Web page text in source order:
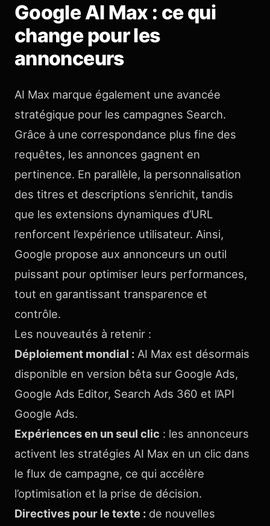
Google AI Max : ce qui
change pour les
annonceurs
AI Max marque également une avancée
stratégique pour les campagnes Search.
Grâce à une correspondance plus fine des
requêtes, les annonces gagnent en
pertinence. En parallèle, la personnalisation
des titres et descriptions s’enrichit, tandis
que les extensions dynamiques d’URL
renforcent l’expérience utilisateur. Ainsi,
Google propose aux annonceurs un outil
puissant pour optimiser leurs performances,
tout en garantissant transparence et
contrôle.
Les nouveautés à retenir :
Déploiement mondial : AI Max est désormais
disponible en version bêta sur Google Ads,
Google Ads Editor, Search Ads 360 et l’API
Google Ads.
Expériences en un seul clic : les annonceurs
activent les stratégies AI Max en un clic dans
le flux de campagne, ce qui accélère
l’optimisation et la prise de décision.
Directives pour le texte : de nouvelles